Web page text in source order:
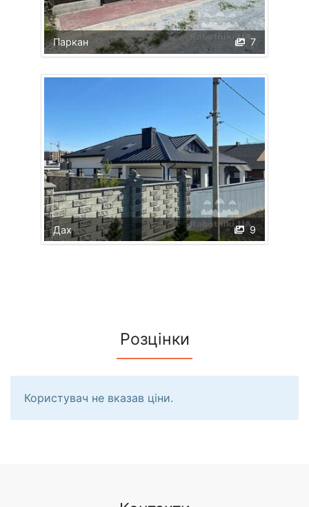
7
Паркан
9
Дах
Розцінки
Користувач не вказав ціни.